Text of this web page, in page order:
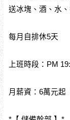
送冰塊、酒、水
每月自排休5天
上班時段：PM
月薪資：6萬元起